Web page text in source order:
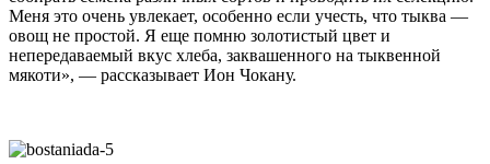
Меня это очень увлекает, особенно если учесть, что тыква —
овощ не простой. Я еще помню золоти­стый цвет и
непередаваемый вкус хлеба, заквашенного на тыквенной
мякоти», — расска­зывает Ион Чокану.